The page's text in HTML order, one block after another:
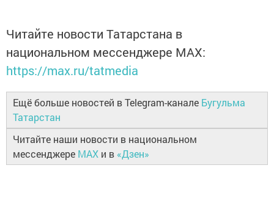
Читайте новости Татарстана в
национальном мессенджере MАХ:
https://max.ru/tatmedia
Ещё больше новостей в Telegram-канале Бугульма
Татарстан
Читайте наши новости в национальном
мессенджере MAX и в «Дзен»